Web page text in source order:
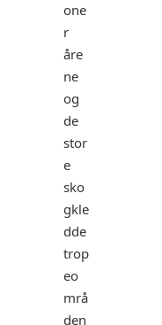
one
r
åre
ne
og
de
stor
e
sko
gkle
dde
trop
eo
mrå
den